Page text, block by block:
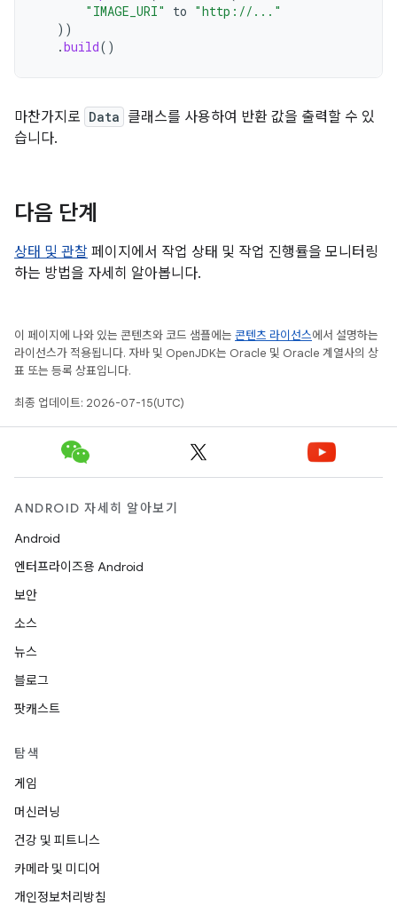
"IMAGE_URI"
to "http://..."
))
.build()
마찬가지로 Data 클래스를 사용하여 반환 값을 출력할 수 있
습니다.
다음 단계
상태 및 관찰 페이지에서 작업 상태 및 작업 진행률을 모니터링
하는 방법을 자세히 알아봅니다.
이 페이지에 나와 있는 콘텐츠와 코드 샘플에는 콘텐츠 라이선스에서 설명하는
라이선스가 적용됩니다. 자바 및 OpenJDK는 Oracle 및 Oracle 계열사의 상
표 또는 등록 상표입니다.
최종 업데이트: 2026-07-15(UTC)
ANDROID 자세히 알아보기
Android
엔터프라이즈용 Android
보안
소스
뉴스
블로그
팟캐스트
탐색
게임
머신러닝
건강 및 피트니스
카메라 및 미디어
개인정보처리방침